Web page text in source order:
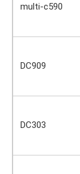
multi-c590
DC909
DC303